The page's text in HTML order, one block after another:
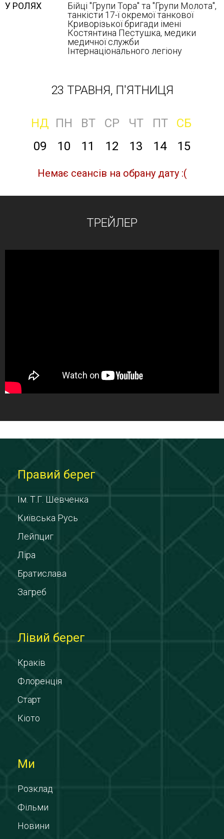
У РОЛЯХ
Бійці "Групи Тора" та "Групи Молота",
танкісти 17-ї окремої танкової
Криворізької бригади імені
Костянтина Пестушка, медики
медичної служби
Інтернаціонального легіону
23 ТРАВНЯ, П'ЯТНИЦЯ
НД ПН ВТ СР ЧТ ПТ
СБ
09
10 11 12 13 14 15
Немає сеансів на обрану дату :(
ТРЕЙЛЕР
Правий берег
Ім. Т.Г. Шевченка
Київська Русь
Лейпциг
Ліра
Братислава
Загреб
Лівий берег
Краків
Флоренція
Старт
Кіото
Ми
Розклад
Фільми
Новини